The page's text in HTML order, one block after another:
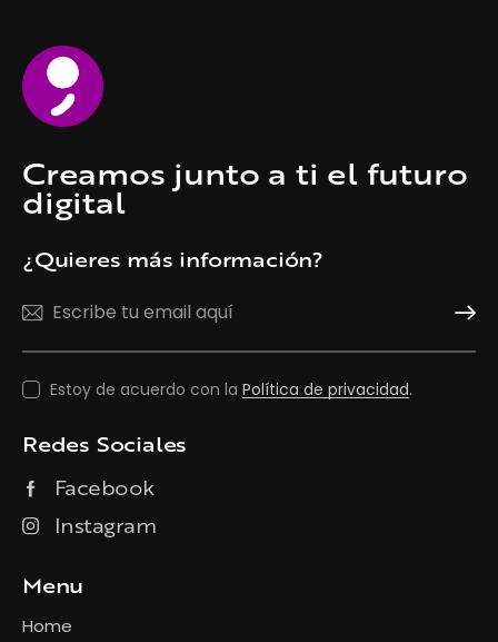
Creamos junto a ti el futuro
digital
¿Quieres más información?
Estoy de acuerdo con la Política de privacidad.
Redes Sociales
Facebook
Instagram
Menu
Home